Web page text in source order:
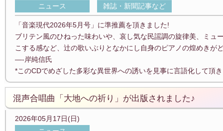
ニュース
雑誌・新聞記事など
「音楽現代2026年5月号」に準推薦を頂きました!
ブリテン風のひねった味わいや、哀し気な民謡調の旋律美、ミュ
こする感など、辻の歌いぶりとなかにし自身のピアノの煌めきが
—-岸純信氏
*このCDでめざした多彩な異世界への誘いを見事に言語化して頂
混声合唱曲「大地への祈り」が出版されました♪
2026年05月17日(日)